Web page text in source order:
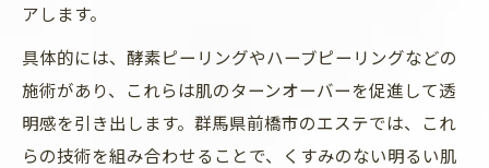
アします。
具体的には、酵素ピーリングやハーブピーリングなどの
施術があり、これらは肌のターンオーバーを促進して透
明感を引き出します。群馬県前橋市のエステでは、これ
らの技術を組み合わせることで、くすみのない明るい肌